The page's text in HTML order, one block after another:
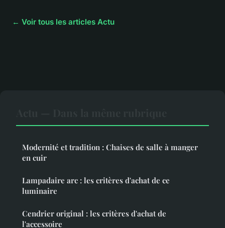
← Voir tous les articles Actu
Modernité et tradition : Chaises de salle à manger
en cuir
Lampadaire arc : les critères d'achat de ce
luminaire
Cendrier original : les critères d'achat de
l'accessoire